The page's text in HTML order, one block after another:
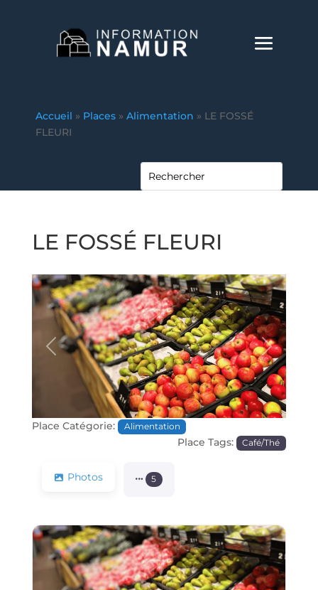
Accueil » Places » Alimentation » LE FOSSÉ
FLEURI
LE FOSSÉ FLEURI
Précédente Prochaine
Place Catégorie: Alimentation
Place Tags: Café/Thé
Photos 5